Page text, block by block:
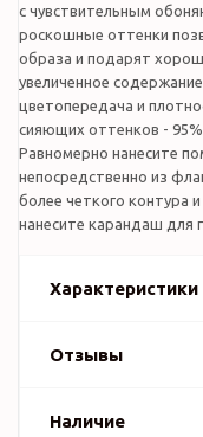
с чувствительным
роскошные оттенки
образа и подарят
увеличенное
цветопередача и
сияющих оттенков -
Равномерно нанесите
непосредственно из
более четкого контура
нанесите карандаш для
Характеристики
Отзывы
Наличие